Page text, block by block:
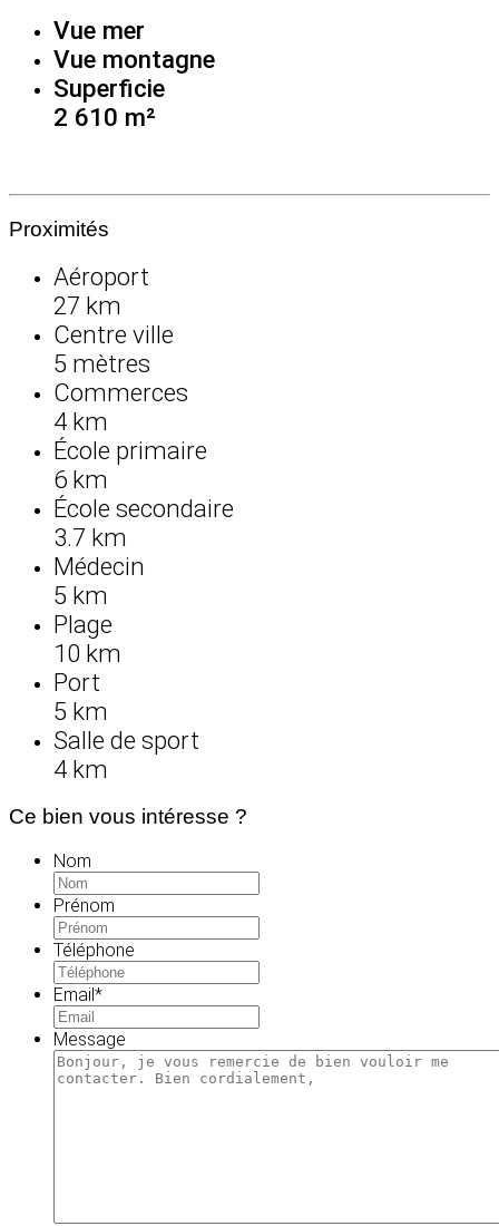
Vue mer
Vue montagne
Superficie
2 610 m²
Proximités
Aéroport
27 km
Centre ville
5 mètres
Commerces
4 km
École primaire
6 km
École secondaire
3.7 km
Médecin
5 km
Plage
10 km
Port
5 km
Salle de sport
4 km
Ce bien vous intéresse ?
Nom
Prénom
Téléphone
Email*
Message